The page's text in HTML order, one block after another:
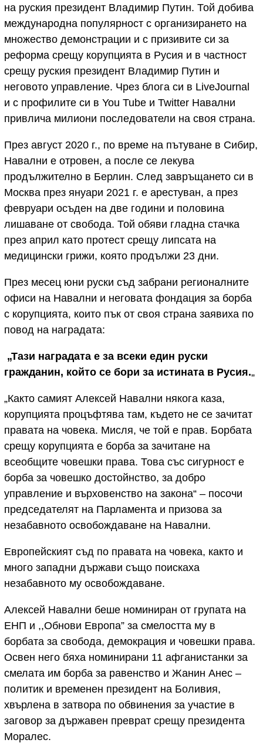
на руския президент Владимир Путин. Той добива
международна популярност с организирането на
множество демонстрации и с призивите си за
реформа срещу корупцията в Русия и в частност
срещу руския президент Владимир Путин и
неговото управление. Чрез блога си в LiveJournal
и с профилите си в You Tube и Twitter Навални
привлича милиони последователи на своя страна.
През август 2020 г., по време на пътуване в Сибир,
Навални е отровен, а после се лекува
продължително в Берлин. След завръщането си в
Москва през януари 2021 г. е арестуван, а през
февруари осъден на две години и половина
лишаване от свобода. Той обяви гладна стачка
през април като протест срещу липсата на
медицински грижи, която продължи 23 дни.
През месец юни руски съд забрани регионалните
офиси на Навални и неговата фондация за борба
с корупцията, които пък от своя страна заявиха по
повод на наградата:
„Тази наградата е за всеки един руски
гражданин, който се бори за истината в Русия.„
„Както самият Алексей Навални някога каза,
корупцията процъфтява там, където не се зачитат
правата на човека. Мисля, че той е прав. Борбата
срещу корупцията е борба за зачитане на
всеобщите човешки права. Това със сигурност е
борба за човешко достойнство, за добро
управление и върховенство на закона“ – посочи
председателят на Парламента и призова за
незабавното освобождаване на Навални.
Европейският съд по правата на човека, както и
много западни държави също поискаха
незабавното му освобождаване.
Алексей Навални беше номиниран от групата на
ЕНП и ,,Обнови Европа” за смелостта му в
борбата за свобода, демокрация и човешки права.
Освен него бяха номинирани 11 афганистанки за
смелата им борба за равенство и Жанин Анес –
политик и временен президент на Боливия,
хвърлена в затвора по обвинения за участие в
заговор за държавен преврат срещу президента
Моралес.